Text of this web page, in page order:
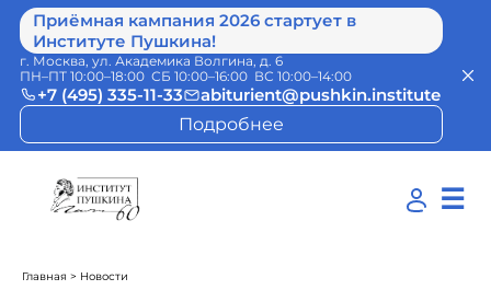
Приёмная кампания 2026 стартует в
Институте Пушкина!
г. Москва, ул. Академика Волгина, д. 6
ПН–ПТ 10:00–18:00 СБ 10:00–16:00 ВС 10:00–14:00
+7 (495) 335-11-33
abiturient@pushkin.institute
Подробнее
☰
Главная > Новости